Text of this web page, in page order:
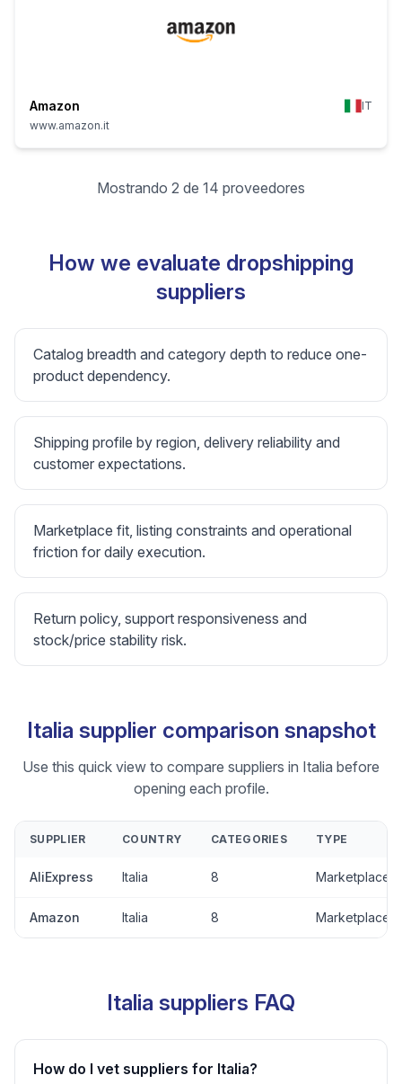
Amazon
IT
www.amazon.it
Mostrando 2 de 14 proveedores
How we evaluate dropshipping
suppliers
Catalog breadth and category depth to reduce one-
product dependency.
Shipping profile by region, delivery reliability and
customer expectations.
Marketplace fit, listing constraints and operational
friction for daily execution.
Return policy, support responsiveness and
stock/price stability risk.
Italia supplier comparison snapshot
Use this quick view to compare suppliers in Italia before
opening each profile.
SUPPLIER COUNTRY CATEGORIES TYPE
AliExpress Italia 8 Marketplace
Amazon Italia 8 Marketplace
Italia suppliers FAQ
How do I vet suppliers for Italia?